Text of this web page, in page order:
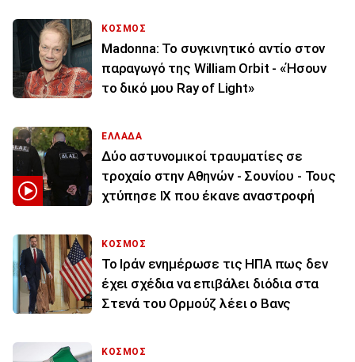
ΚΟΣΜΟΣ
Madonna: Το συγκινητικό αντίο στον
παραγωγό της William Orbit - «Ήσουν
το δικό μου Ray of Light»
ΕΛΛΑΔΑ
Δύο αστυνομικοί τραυματίες σε
τροχαίο στην Αθηνών - Σουνίου - Τους
χτύπησε ΙΧ που έκανε αναστροφή
ΚΟΣΜΟΣ
To Ιράν ενημέρωσε τις ΗΠΑ πως δεν
έχει σχέδια να επιβάλει διόδια στα
Στενά του Ορμούζ λέει ο Βανς
ΚΟΣΜΟΣ